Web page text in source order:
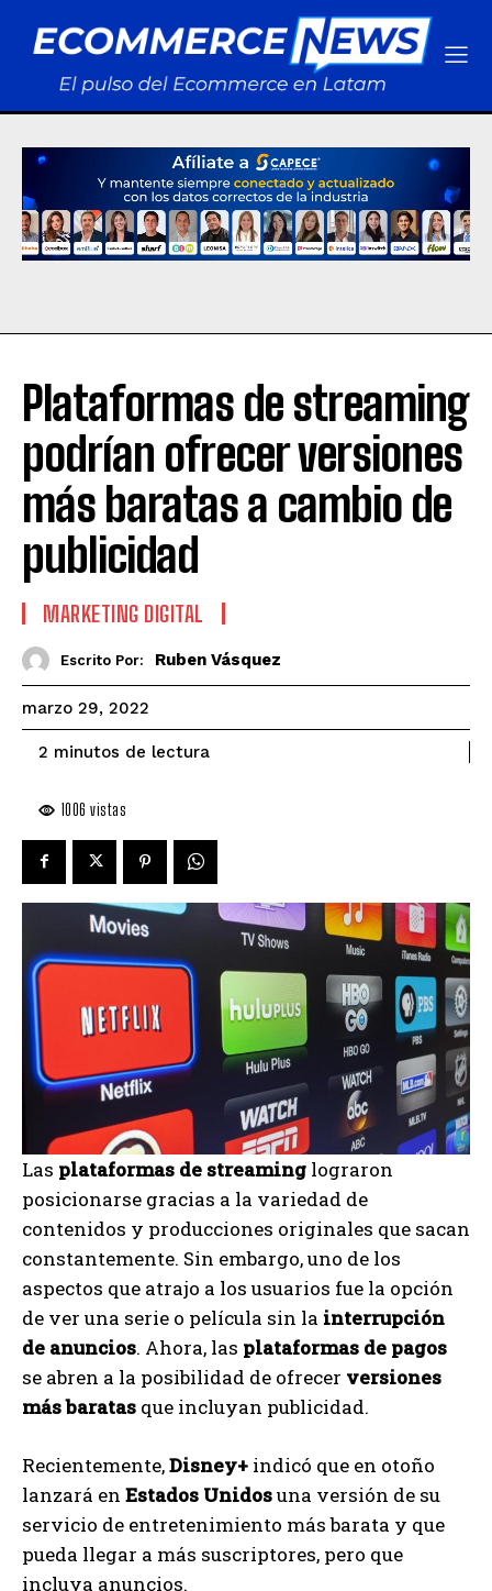
Plataformas de streaming
podrían ofrecer versiones
más baratas a cambio de
publicidad
MARKETING DIGITAL
Escrito Por: Ruben Vásquez
marzo 29, 2022
2 minutos de lectura
1006 vistas
Las plataformas de streaming lograron
posicionarse gracias a la variedad de
contenidos y producciones originales que sacan
constantemente. Sin embargo, uno de los
aspectos que atrajo a los usuarios fue la opción
de ver una serie o película sin la interrupción
de anuncios. Ahora, las plataformas de pagos
se abren a la posibilidad de ofrecer versiones
más baratas que incluyan publicidad.
Recientemente,Disney+ indicó que en otoño
lanzará en Estados Unidosuna versión de su
servicio de entretenimiento más barata y que
pueda llegar a más suscriptores, pero que
incluya anuncios.